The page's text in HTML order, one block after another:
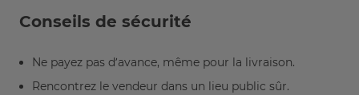
Conseils de sécurité
Ne payez pas d’avance, même pour la livraison.
Rencontrez le vendeur dans un lieu public sûr.